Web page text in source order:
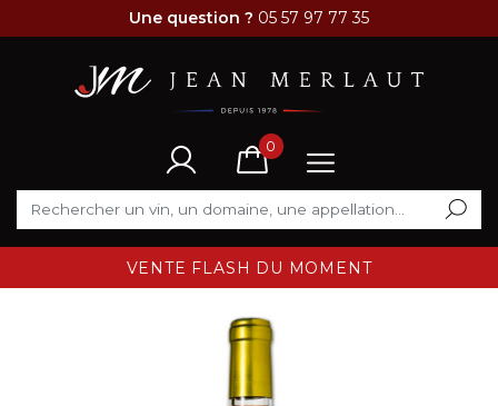
Une question ? 05 57 97 77 35
0
VENTE FLASH DU MOMENT